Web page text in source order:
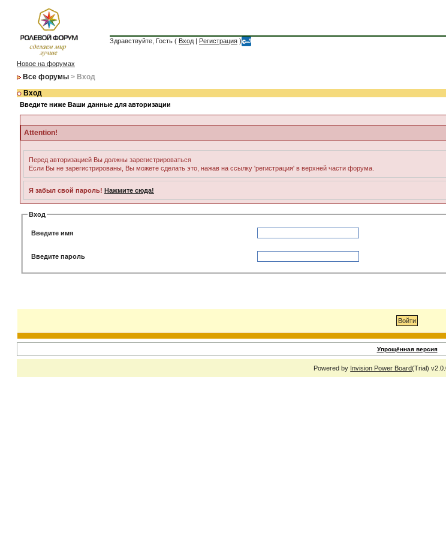
Здравствуйте, Гость ( Вход | Регистрация )
Новое на форумах
Все форумы > Вход
Вход
Введите ниже Ваши данные для авторизации
Attention!
Перед авторизацией Вы должны зарегистрироваться
Если Вы не зарегистрированы, Вы можете сделать это, нажав на ссылку 'регистрация' в верхней части форума.
Я забыл свой пароль! Нажмите сюда!
Вход
Введите имя
Введите пароль
Упрощённая версия
Powered by Invision Power Board(Trial)